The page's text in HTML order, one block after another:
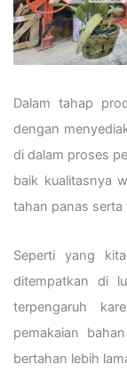
Dalam tahap
dengan
di dalam proses
baik kualitasnya
tahan panas serta
Seperti yang
ditempatkan di
terpengaruh
pemakaian
bertahan lebih